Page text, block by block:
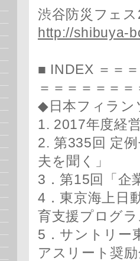
渋谷防災フェ
http://shibuya-
■ INDEX ＝＝
＝＝＝＝＝＝
◆日本フィラン
1. 2017年度経
2. 第335回 定
夫を聞く」
3．第15回「企
4．東京海上日
育支援プログ
5．サントリー
アスリート奨